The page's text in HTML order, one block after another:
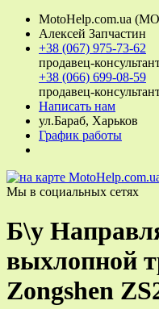
MotoHelp.com.ua
Алексей Запчастин
+38 (067) 975-73-62
продавец-
+38 (066) 699-08-59
продавец-
Написать нам
ул.Бараб, Харьков
График работы
Мы в социальных сетях
Б\у
выхлопной
Zongshen